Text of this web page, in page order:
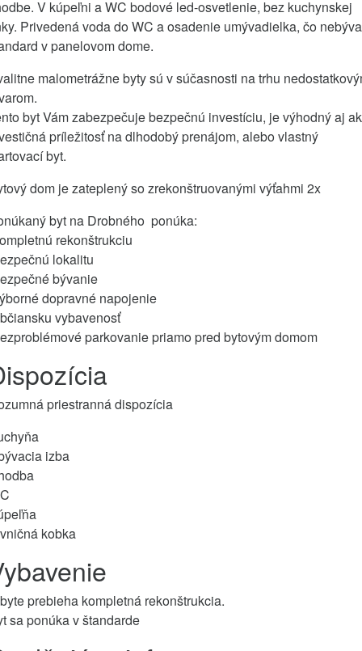
V kúpeľni a WC bodové led-osvetlenie, bez kuchynskej
Privedená voda do WC a osadenie umývadielka, čo nebýva
v panelovom dome.
malometrážne byty sú v súčasnosti na trhu
byt Vám zabezpečuje bezpečnú investíciu, je výhodný aj
príležitosť na dlhodobý prenájom, alebo vlastný
byt.
dom je zateplený so zrekonštruovanými výťahmi 2x
byt na Drobného ponúka:
rekonštrukciu
lokalitu
bývanie
dopravné napojenie
vybavenosť
parkovanie priamo pred bytovým domom
priestranná dispozícia
izba
kobka
prebieha kompletná rekonštrukcia.
sa ponúka v štandarde